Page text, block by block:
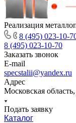
Реализация
8 (495) 023-10-
8 (495) 023-10-70
Заказать звонок
E-mail
specstalii@yandex.ru
Адрес
Московская
Подать заявку
Каталог